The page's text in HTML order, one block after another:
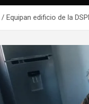
Equipan edificio de la